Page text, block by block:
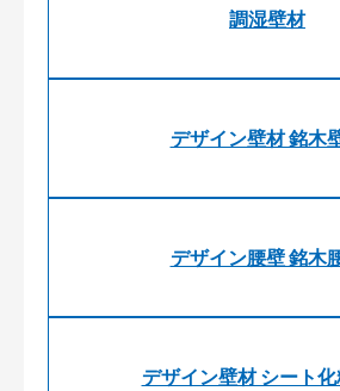
調湿壁材
デザイン壁材 銘木
デザイン腰壁 銘木
デザイン壁材 シート